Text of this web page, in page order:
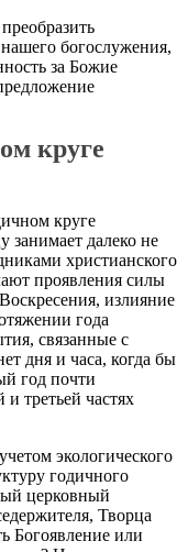
богослужения,
за Божие
круге
круге
занимает далеко не
христианского
проявления силы
излияние
года
связанные с
дня и часа, когда бы
год почти
третьей частях
экологического
годичного
церковный
Творца
Богоявление или